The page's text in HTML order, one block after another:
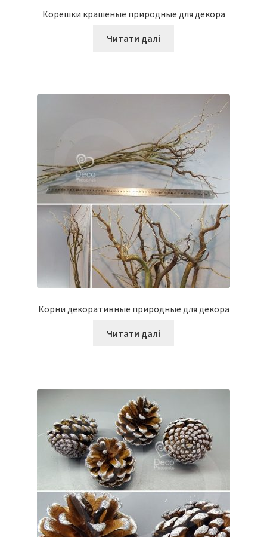
Корешки крашеные природные для декора
Читати далі
Корни декоративные природные для декора
Читати далі